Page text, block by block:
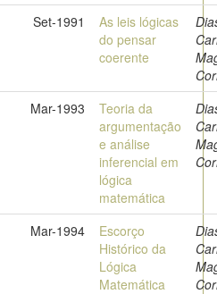
Set-1991
As leis lógicas
do pensar
coerente
Mar-1993
Teoria da
argumentação
e análise
inferencial em
lógica
matemática
Mar-1994
Escorço
Histórico da
Lógica
Matemática